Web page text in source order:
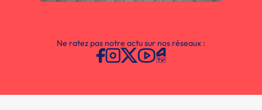
Ne ratez pas notre actu sur nos réseaux :